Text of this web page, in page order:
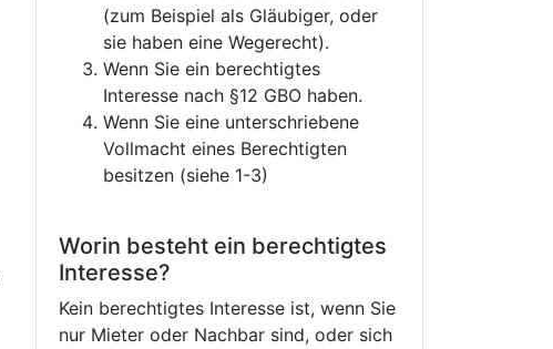
(zum Beispiel als Gläubiger, oder
sie haben eine Wegerecht).
Wenn Sie ein berechtigtes
Interesse nach §12 GBO haben.
Wenn Sie eine unterschriebene
Vollmacht eines Berechtigten
besitzen (siehe 1-3)
Worin besteht ein berechtigtes
Interesse?
Kein berechtigtes Interesse ist, wenn Sie
nur Mieter oder Nachbar sind, oder sich